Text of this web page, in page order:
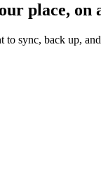
place, on
to sync, back up,